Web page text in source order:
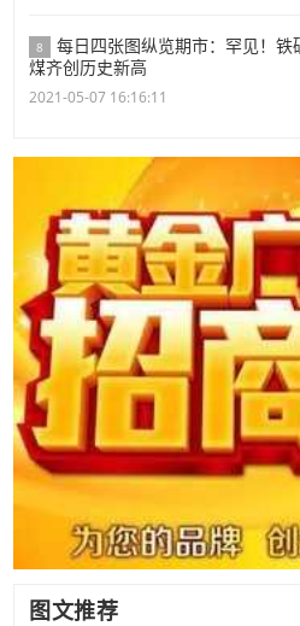
8
每日四张图纵览期市：罕见！
煤齐创历史新高
2021-05-07 16:16:11
图文推荐